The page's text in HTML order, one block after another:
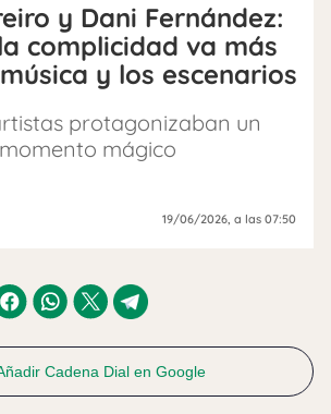
y Dani Fernández:
complicidad va más
y los escenarios
protagonizaban un
momento mágico
19/06/2026, a las 07:50
Cadena Dial en Google